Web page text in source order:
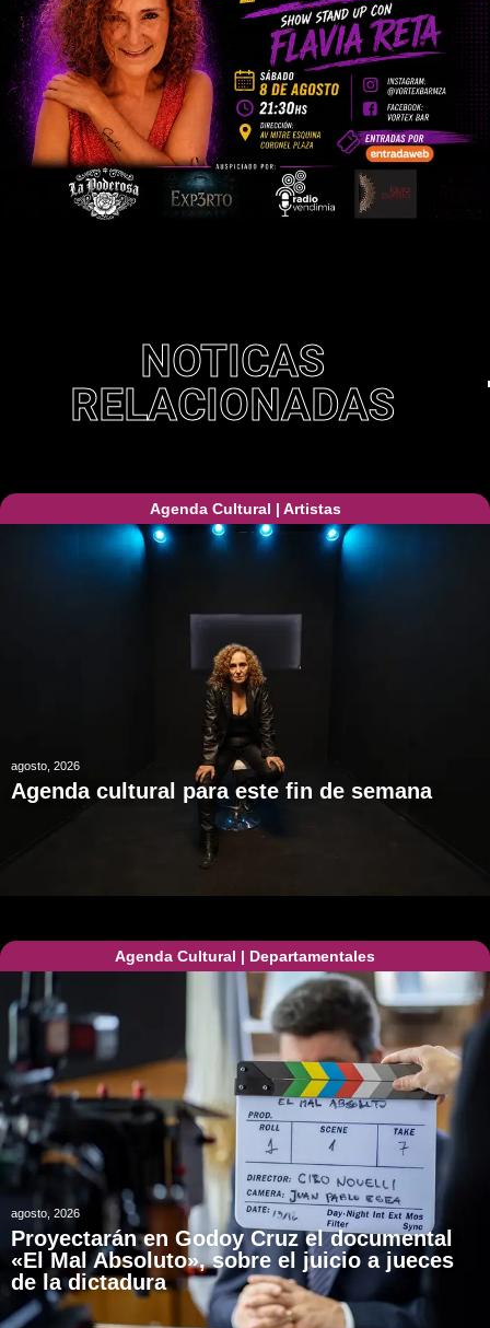
NOTICAS
RELACIONADAS
Agenda Cultural | Artistas
agosto, 2026
Agenda cultural para este fin de semana
Agenda Cultural | Departamentales
agosto, 2026
Proyectarán en Godoy Cruz el documental
«El Mal Absoluto», sobre el juicio a jueces
de la dictadura